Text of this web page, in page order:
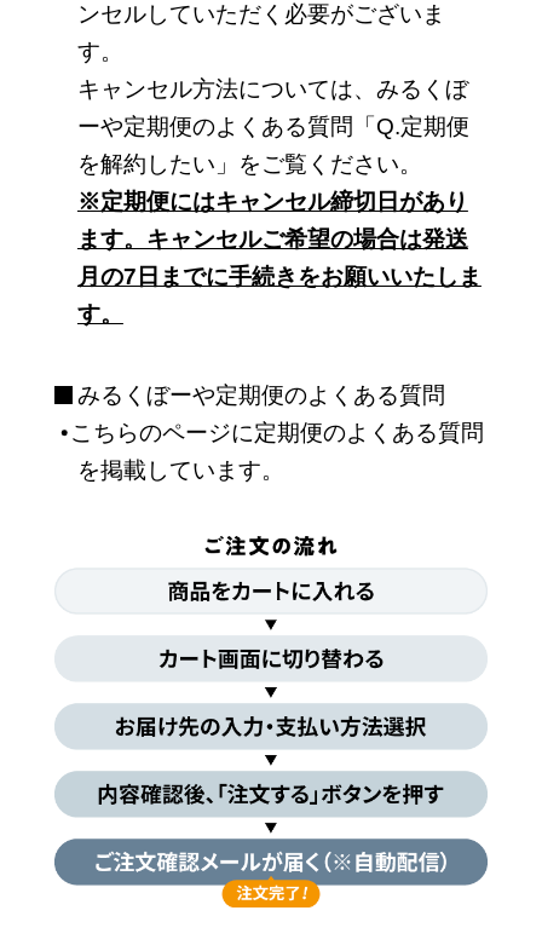
ンセルしていただく必要がございま
す。
キャンセル方法については、 みるくぼ
ーや定期便のよくある質問「Q.定期便
を解約したい」をご覧ください。
※定期便にはキャンセル締切日があり
ます。キャンセルご希望の場合は発送
月の7日までに手続きをお願いいたしま
す。
みるくぼーや定期便のよくある質問
こちらのページに定期便のよくある質問
を掲載しています。